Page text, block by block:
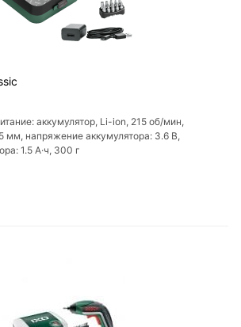
аккумулятор, Li-ion, 215 об/мин,
мм, напряжение аккумулятора: 3.6 В,
1.5 А·ч, 300 г